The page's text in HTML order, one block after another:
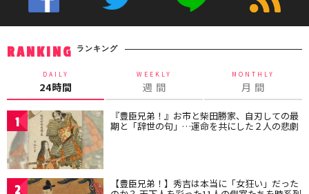
RANKING ランキング
DAILY
24時間
WEEKLY
週 間
MONTHLY
月 間
1 『豊臣兄弟！』お市と柴田勝家、自刃しての最
期と「辞世の句」…運命を共にした２人の悲劇
2 【豊臣兄弟！】秀吉は本当に「女狂い」だった